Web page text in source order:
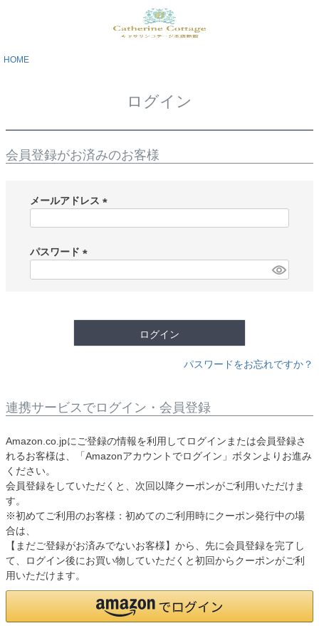
HOME
ログイン
会員登録がお済みのお客様
メールアドレス
)
パスワード
ログイン
パスワードをお忘れですか？
連携サービスでログイン・会員登録
Amazon.co.jpにご登録の情報を利用してログインまたは会員登録さ
れるお客様は、「Amazonアカウントでログイン」ボタンよりお進み
ください。
会員登録をしていただくと、次回以降クーポンがご利用いただけま
す。
※初めてご利用のお客様：初めてのご利用時にクーポン発行中の場
合は、
【まだご登録がお済みでないお客様】から、先に会員登録を完了し
て、ログイン後にお買い物していただくと初回からクーポンがご利
用いただけます。